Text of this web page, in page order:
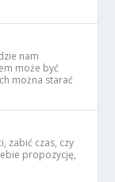
nam
może być
można starać
zabić czas, czy
propozycję,